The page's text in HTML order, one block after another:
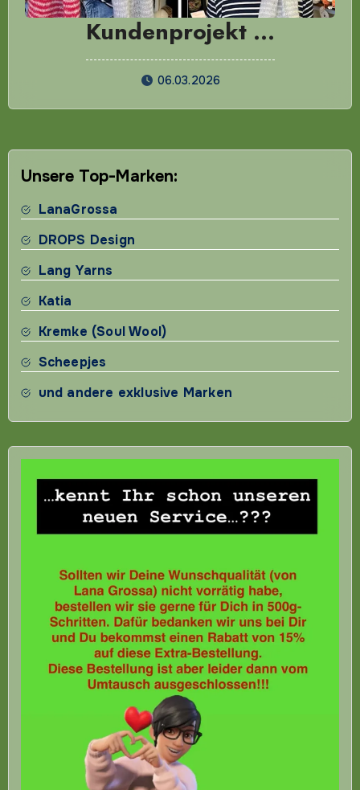
Kundenprojekt …
06.03.2026
Unsere Top-Marken:
LanaGrossa
DROPS Design
Lang Yarns
Katia
Kremke (Soul Wool)
Scheepjes
und andere exklusive Marken